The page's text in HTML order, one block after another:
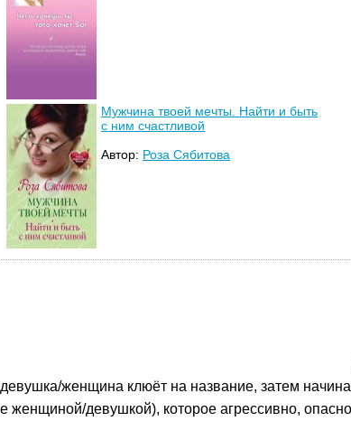
Мужчина твоей мечты. Найти и быть
с ним счастливой
Автор: Роза Сябитова
женщина клюёт на название, затем
девушкой), которое агрессивно,